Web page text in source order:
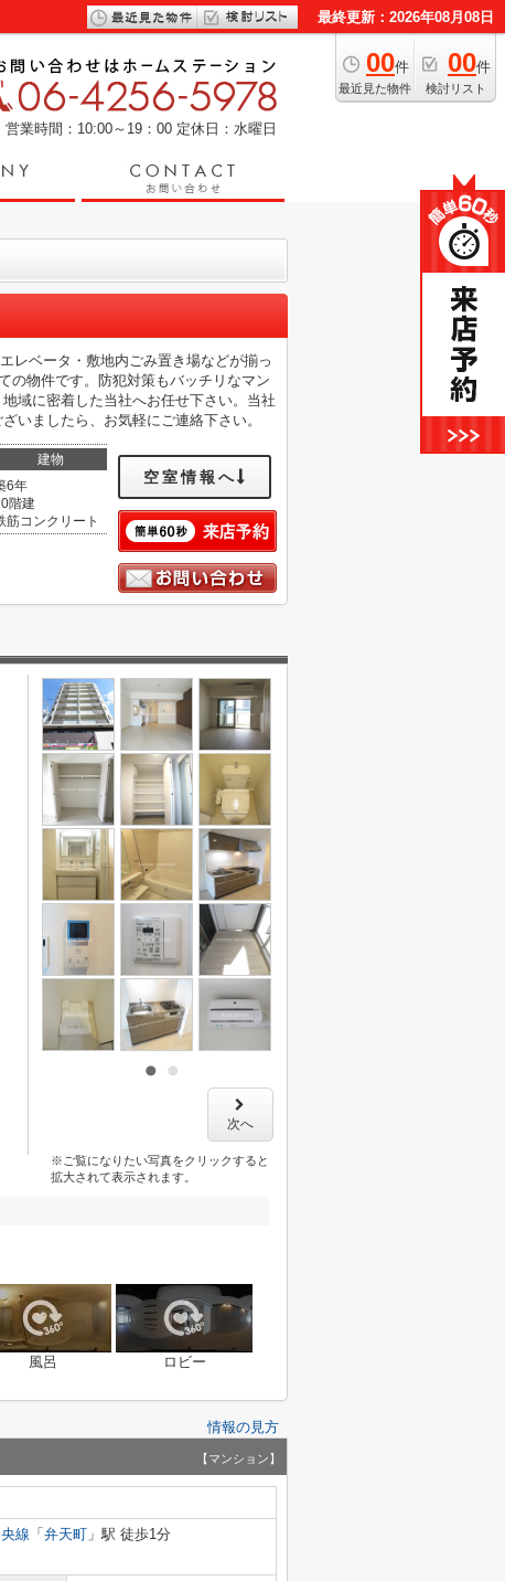
最終更新：2026年08月08日
00件
最近見た物件
00件
検討リスト
営業時間：10:00～19：00 定休日：水曜日
レベータ・敷地内ごみ置き場などが揃っ
の物件です。防犯対策もバッチリなマン
域に密着した当社へお任せ下さい。当社
いましたら、お気軽にご連絡下さい。
建物
6年
階建
筋コンクリート
空室情報へ
次へ
※ご覧になりたい写真をクリックすると
拡大されて表示されます。
風呂 ロビー
情報の見方
【マンション】
線 「 弁天町 」駅 徒歩1分